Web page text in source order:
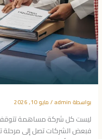
بواسطة admin
/مايو 10, 2026
ليست كل شركة مساهمة تتوقف
فبعض الشركات تصل إلى مرحلة